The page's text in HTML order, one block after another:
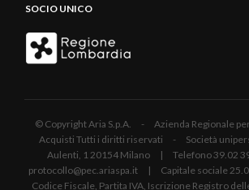
SOCIO UNICO
© Copyright Aria S.p.A. - Azienda Regionale
Acquisti Tutti i diritti riservati - Società
Aulenti, 1 20154 Milano | Telefono 39.02
protocollo@pec.ariaspa.it | Capitale sociale
Codice Fiscale, Partita IVA, Iscrizione Registro